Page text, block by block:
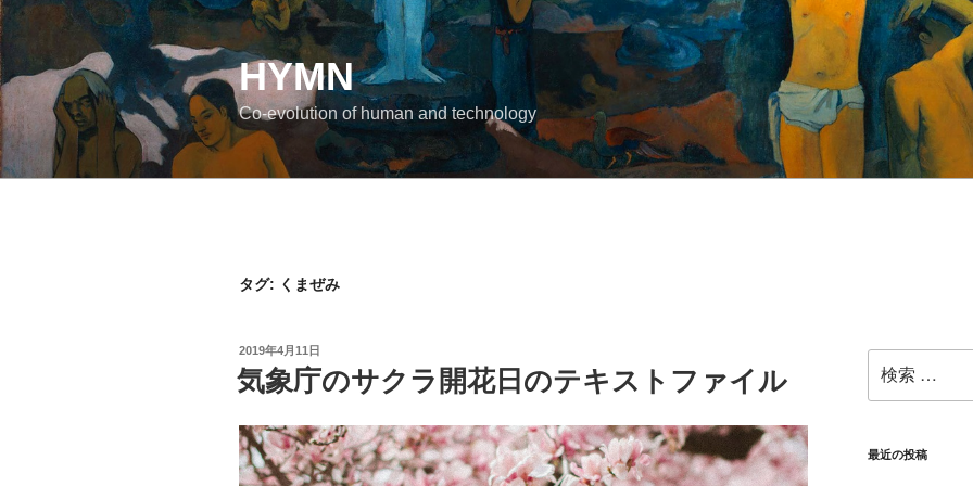
コ
ン
テ
ン
ツ
へ
ス
HYMN
Co-evolution of human and technology
タグ: くまぜみ
投
稿
日:
2019年4月11日
気象庁のサクラ開花日のテキストファイル
索:
最近の投稿